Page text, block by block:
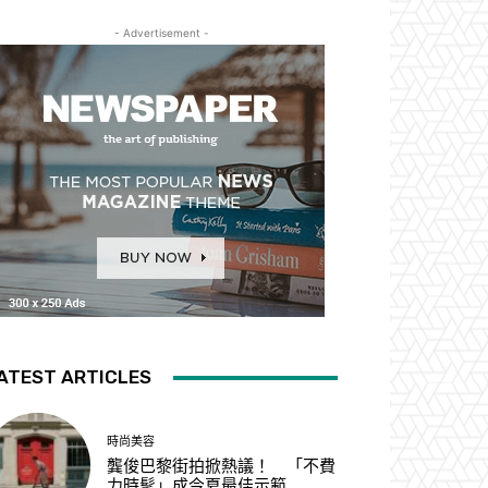
- Advertisement -
ARTICLES
時尚美容
龔俊巴黎街拍掀熱議！ 「不費